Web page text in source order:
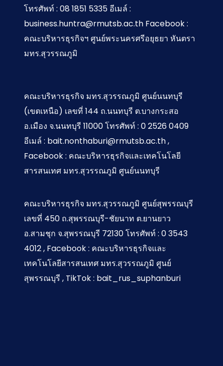
โทรศัพท์ : 08 1851 5335 อีเมล์ :
business.huntra@rmutsb.ac.th Facebook :
คณะบริหารธุรกิจฯ ศูนย์พระนครศรีอยุธยา หันตรา
มทร.สุวรรณภูมิ
คณะบริหารธุรกิจ มทร.สุวรรณภูมิ ศูนย์นนทบุรี
(เขตเหนือ) เลขที่ 144 ถ.นนทบุรี ต.บางกระสอ
อ.เมือง จ.นนทบุรี 11000 โทรศัพท์ : 0 2526 0409
อีเมล์ : bait.nonthaburi@rmutsb.ac.th ,
Facebook : คณะบริหารธุรกิจและเทคโนโลยี
สารสนเทศ มทร.สุวรรณภูมิ ศูนย์นนทบุรี
คณะบริหารธุรกิจ มทร.สุวรรณภูมิ ศูนย์สุพรรณบุรี
เลขที่ 450 ถ.สุพรรณบุรี-ชัยนาท ต.ยานยาว
อ.สามชุก จ.สุพรรณบุรี 72130 โทรศัพท์ : 0 3543
4012 , Facebook : คณะบริหารธุรกิจและ
เทคโนโลยีสารสนเทศ มทร.สุวรรณภูมิ ศูนย์
สุพรรณบุรี , TikTok : bait_rus_suphanburi